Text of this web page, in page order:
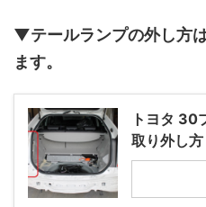
▼テールランプの外し方
ます。
トヨタ 30
取り外し方